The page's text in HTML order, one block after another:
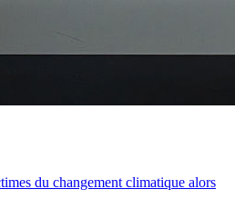
du changement climatique alors